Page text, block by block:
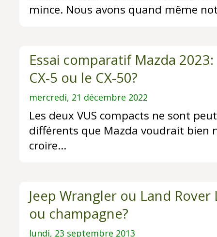
mince. Nous avons quand même
Essai comparatif Mazda
CX-5 ou le CX-50?
mercredi, 21 décembre 2022
Les deux VUS compacts ne sont
différents que Mazda voudrait bien
croire…
Jeep Wrangler ou Land
ou champagne?
lundi, 23 septembre 2013